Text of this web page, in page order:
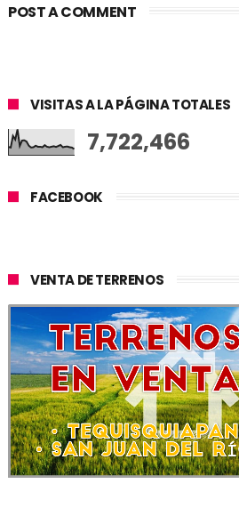
POST A COMMENT
VISITAS A LA PÁGINA TOTALES
7,722,466
FACEBOOK
VENTA DE TERRENOS